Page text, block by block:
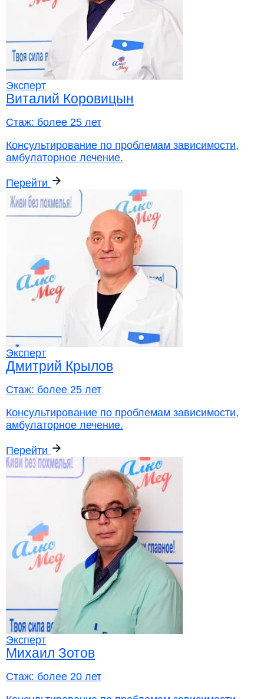
Эксперт
Виталий Коровицын
Стаж: более 25 лет
Консультирование по проблемам зависимости,
амбулаторное лечение.
Перейти
Эксперт
Дмитрий Крылов
Стаж: более 25 лет
Консультирование по проблемам зависимости,
амбулаторное лечение.
Перейти
Эксперт
Михаил Зотов
Стаж: более 20 лет